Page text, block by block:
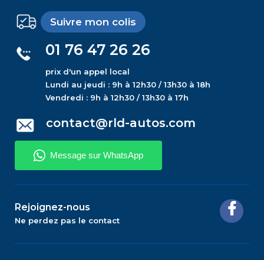
Suivre mon colis
01 76 47 26 26
prix d'un appel local
Lundi au jeudi : 9h à 12h30 / 13h30 à 18h
Vendredi : 9h à 12h30 / 13h30 à 17h
contact@rld-autos.com
Rejoignez-nous
Ne perdez pas le contact